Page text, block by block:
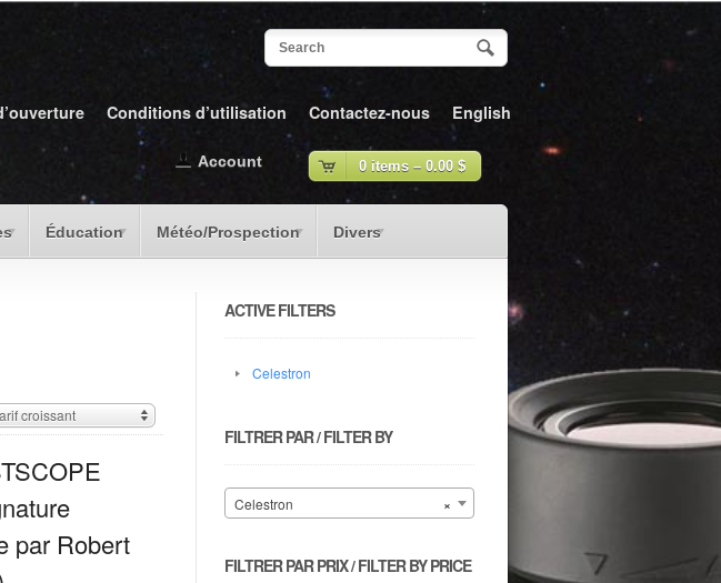
Conditions d’utilisation Contactez-nous English
Éducation Météo/Prospection Divers
0 items – 0.00 $
Account
croissant
par Robert
ACTIVE FILTERS
Celestron
FILTRER PAR / FILTER BY
×
Celestron
FILTRER PAR PRIX / FILTER BY PRICE